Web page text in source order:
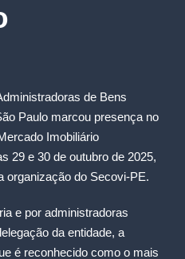
de Bens
Paulo marcou presença no
Imobiliário
29 e 30 de outubro de 2025,
organização do Secovi-PE.
e por administradoras
da entidade, a
é reconhecido como o mais